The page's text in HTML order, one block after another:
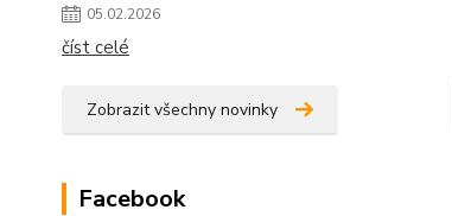
05.02.2026
číst celé
Zobrazit všechny novinky
Facebook